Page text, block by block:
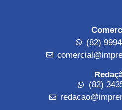
(82)
(82)